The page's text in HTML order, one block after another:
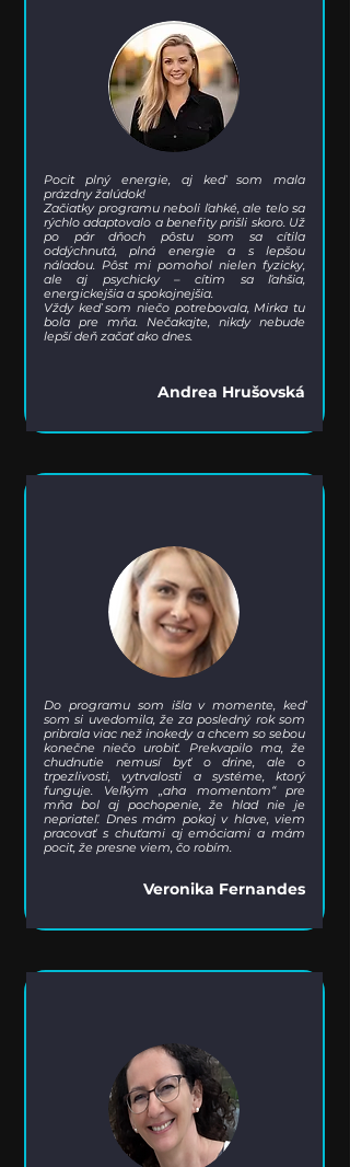
Pocit plný energie, aj keď som mala
prázdny žalúdok!
Začiatky programu neboli ľahké, ale telo sa
rýchlo adaptovalo a benefity prišli skoro. Už
po pár dňoch pôstu som sa cítila
oddýchnutá, plná energie a s lepšou
náladou. Pôst mi pomohol nielen fyzicky,
ale aj psychicky – cítim sa ľahšia,
energickejšia a spokojnejšia.
Vždy keď som niečo potrebovala, Mirka tu
bola pre mňa. Nečakajte, nikdy nebude
lepší deň začať ako dnes.
Andrea Hrušovská
Do programu som išla v momente, keď
som si uvedomila, že za posledný rok som
pribrala viac než inokedy a chcem so sebou
konečne niečo urobiť. Prekvapilo ma, že
chudnutie nemusí byť o drine, ale o
trpezlivosti, vytrvalosti a systéme, ktorý
funguje. Veľkým „aha momentom“ pre
mňa bol aj pochopenie, že hlad nie je
nepriateľ. Dnes mám pokoj v hlave, viem
pracovať s chuťami aj emóciami a mám
pocit, že presne viem, čo robím.
Veronika Fernandes